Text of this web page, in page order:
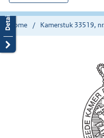
hier:
Home Kamerstuk 33519,